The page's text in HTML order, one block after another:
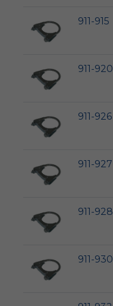
911-915
911-920
911-926
911-927
911-928
911-930